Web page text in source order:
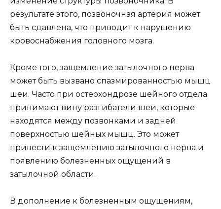
результате этого, позвоночная артерия может
быть сдавлена, что приводит к нарушению
кровоснабжения головного мозга.
Кроме того, защемление затылочного нерва
может быть вызвано спазмированностью мышц
шеи. Часто при остеохондрозе шейного отдела
принимают вину разгибатели шеи, которые
находятся между позвонками и задней
поверхностью шейных мышц. Это может
привести к защемлению затылочного нерва и
появлению болезненных ощущений в
затылочной области.
В дополнение к болезненным ощущениям,